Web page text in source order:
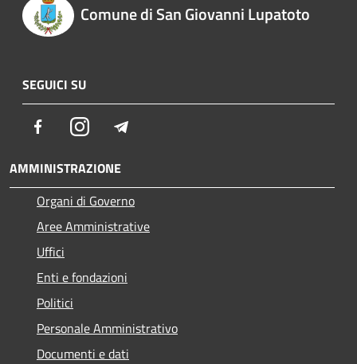
Comune di San Giovanni Lupatoto
SEGUICI SU
FacebookInstagram
AMMINISTRAZIONE
Organi di Governo
Aree Amministrative
Uffici
Enti e fondazioni
Politici
Personale Amministrativo
Documenti e dati